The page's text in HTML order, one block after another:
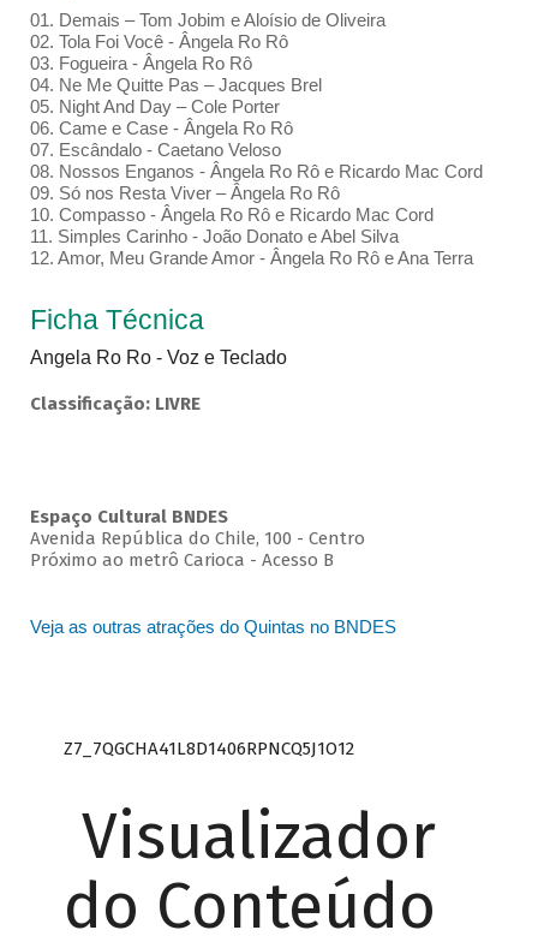
01. Demais – Tom Jobim e Aloísio de Oliveira
02. Tola Foi Você - Ângela Ro Rô
03. Fogueira - Ângela Ro Rô
04. Ne Me Quitte Pas – Jacques Brel
05. Night And Day – Cole Porter
06. Came e Case - Ângela Ro Rô
07. Escândalo - Caetano Veloso
08. Nossos Enganos - Ângela Ro Rô e Ricardo Mac Cord
09. Só nos Resta Viver – Ângela Ro Rô
10. Compasso - Ângela Ro Rô e Ricardo Mac Cord
11. Simples Carinho - João Donato e Abel Silva
12. Amor, Meu Grande Amor - Ângela Ro Rô e Ana Terra
Ficha Técnica
Angela Ro Ro - Voz e Teclado
Classificação: LIVRE
Espaço Cultural BNDES
Avenida República do Chile, 100 - Centro
Próximo ao metrô Carioca - Acesso B
Veja as outras atrações do Quintas no BNDES
Z7_7QGCHA41L8D1406RPNCQ5J1O12
Visualizador
do Conteúdo